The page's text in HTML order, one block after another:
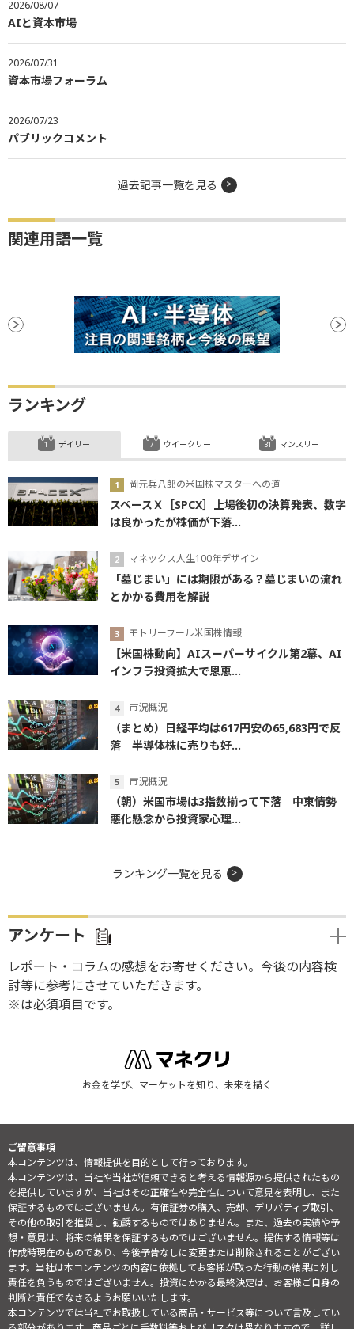
2026/08/07
AIと資本市場
2026/07/31
資本市場フォーラム
2026/07/23
パブリックコメント
過去記事一覧を見る
関連用語一覧
ランキング
デイリー
岡元兵八郎の米国株マスターへの道
スペースＸ［SPCX］上場後初の決算発表、数字
は良かったが株価が下落...
マネックス人生100年デザイン
「墓じまい」には期限がある？墓じまいの流れ
とかかる費用を解説
モトリーフール米国株情報
【米国株動向】AIスーパーサイクル第2幕、AI
インフラ投資拡大で恩恵...
市況概況
（まとめ）日経平均は617円安の65,683円で反
落 半導体株に売りも好...
市況概況
（朝）米国市場は3指数揃って下落 中東情勢
悪化懸念から投資家心理...
ウイークリー マンスリー
ランキング一覧を見る
アンケート
レポート・コラムの感想をお寄せください。今後の内容検
討等に参考にさせていただきます。
※は必須項目です。
お金を学び、マーケットを知り、未来を描く
ご留意事項
本コンテンツは、情報提供を目的として行っております。
本コンテンツは、当社や当社が信頼できると考える情報源から提供されたもの
を提供していますが、当社はその正確性や完全性について意見を表明し、また
保証するものではございません。有価証券の購入、売却、デリバティブ取引、
その他の取引を推奨し、勧誘するものではありません。また、過去の実績や予
想・意見は、将来の結果を保証するものではございません。提供する情報等は
作成時現在のものであり、今後予告なしに変更または削除されることがござい
ます。当社は本コンテンツの内容に依拠してお客様が取った行動の結果に対し
責任を負うものではございません。投資にかかる最終決定は、お客様ご自身の
判断と責任でなさるようお願いいたします。
本コンテンツでは当社でお取扱している商品・サービス等について言及してい